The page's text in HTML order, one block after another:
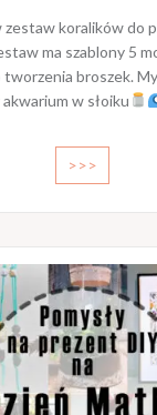
koralików do
ma szablony 5
broszek.
w słoiku
>>>